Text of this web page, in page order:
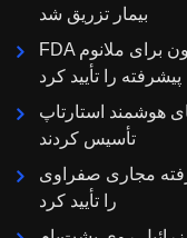
بیمار تزریق شد
FDA نخستین داروی ویروس‌درمانی رپلیمون برای ملانوم
پیشرفته را تأیید کرد
هوشمند استارتاپ
تأسیس کردند
مجاری صفراوی
را تأیید کرد